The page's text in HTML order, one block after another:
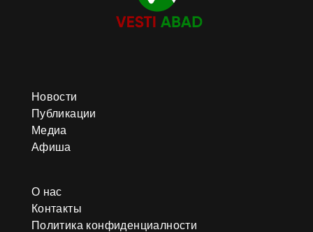
Новости
Публикации
Медиа
Афиша
О нас
Контакты
Политика конфиденциалности